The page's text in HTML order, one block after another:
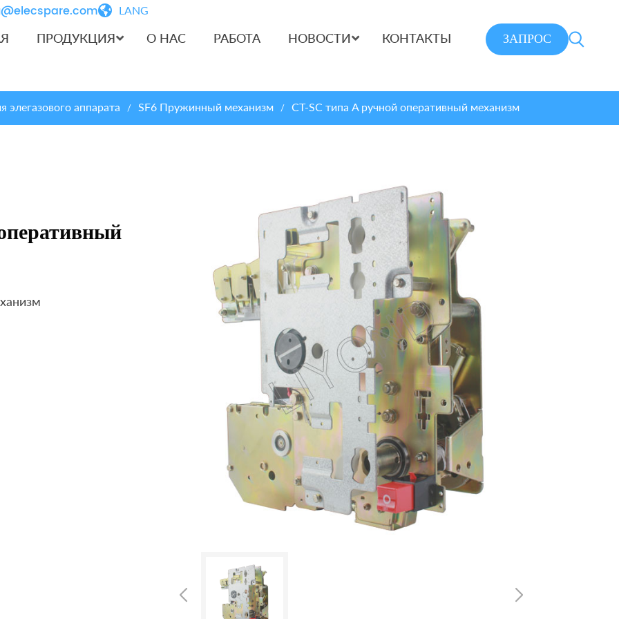
LANG
ПРОДУКЦИЯ О НАС РАБОТА НОВОСТИ КОНТАКТЫ ЗАПРОС
аппарата / SF6 Пружинный механизм / CT-SC типа A ручной оперативный механизм